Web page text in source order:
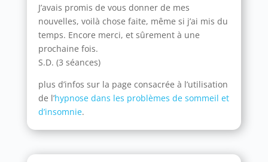
J’avais promis de vous donner de mes
nouvelles, voilà chose faite, même si j’ai mis du
temps. Encore merci, et sûrement à une
prochaine fois.
S.D. (3 séances)
plus d’infos sur la page consacrée à l’utilisation
de l’hypnose dans les problèmes de sommeil et
d’insomnie.